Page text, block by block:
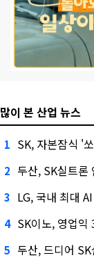
많이 본 산업 뉴스
1 SK, 자본잠식 '
2 두산, SK실트론
3 LG, 국내 최대 AI
4 SK이노, 영업익 3.5조
5 두산, 드디어 SK실트